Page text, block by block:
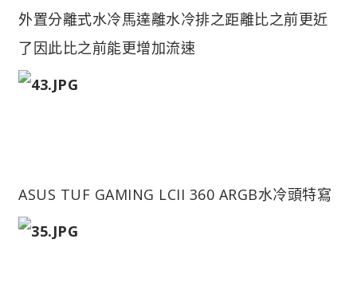
外置分離式水冷馬達離水冷排之距離比之前更近
了因此比之前能更增加流速
ASUS TUF GAMING LCII 360 ARGB水冷頭特寫